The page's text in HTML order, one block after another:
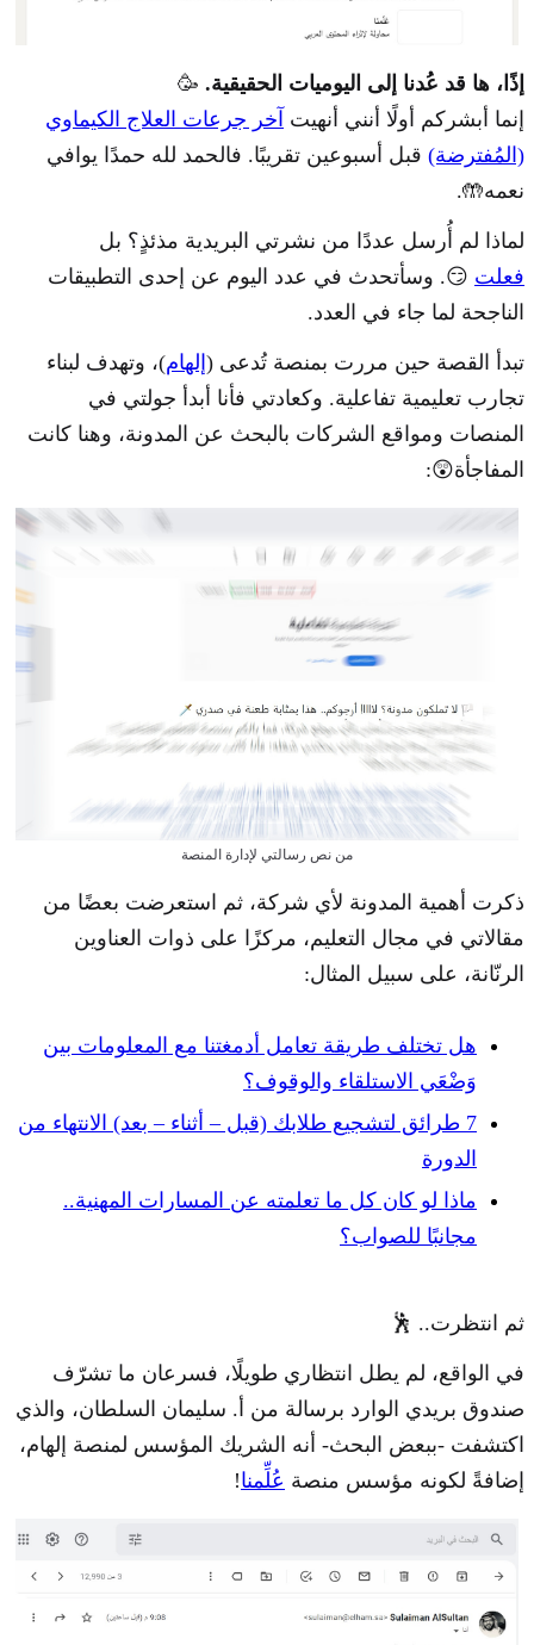
إذًا، ها قد عُدنا إلى اليوميات الحقيقية. 🥳
إنما أبشركم أولًا أنني أنهيت آخر جرعات العلاج الكيماوي
(المُفترضة) قبل أسبوعين تقريبًا. فالحمد لله حمدًا يوافي
نعمه🤲.
لماذا لم أُرسل عددًا من نشرتي البريدية مذئذٍ؟ بل
فعلت 😏. وسأتحدث في عدد اليوم عن إحدى التطبيقات
الناجحة لما جاء في العدد.
تبدأ القصة حين مررت بمنصة تُدعى ( إلهام)، وتهدف لبناء
تجارب تعليمية تفاعلية. وكعادتي فأنا أبدأ جولتي في
المنصات ومواقع الشركات بالبحث عن المدونة، وهنا كانت
المفاجأة😲:
من نص رسالتي لإدارة المنصة
ذكرت أهمية المدونة لأي شركة، ثم استعرضت بعضًا من
مقالاتي في مجال التعليم، مركزًا على ذوات العناوين
الرنّانة، على سبيل المثال:
هل تختلف طريقة تعامل أدمغتنا مع المعلومات بين
وَضْعَي الاستلقاء والوقوف؟
7 طرائق لتشجيع طلابك (قبل – أثناء – بعد) الانتهاء من
الدورة
ماذا لو كان كل ما تعلمته عن المسارات المهنية..
مجانبًا للصواب؟
ثم انتظرت.. 🕺
في الواقع، لم يطل انتظاري طويلًا، فسرعان ما تشرّف
صندوق بريدي الوارد برسالة من أ. سليمان السلطان، والذي
اكتشفت -ببعض البحث- أنه الشريك المؤسس لمنصة إلهام،
إضافةً لكونه مؤسس منصة عُلِّمنا!